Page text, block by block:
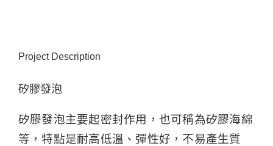
Project Description
矽膠發泡
矽膠發泡主要起密封作用，也可稱為矽膠海綿
等，特點是耐高低溫、彈性好，不易產生質